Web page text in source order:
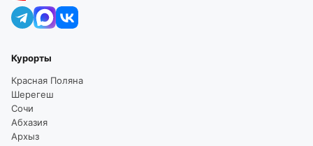
Курорты
Красная Поляна
Шерегеш
Сочи
Абхазия
Архыз